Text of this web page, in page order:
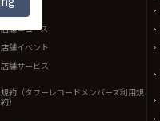
店舗一覧
店舗ニュース
店舗イベント
店舗サービス
規約（タワーレコードメンバーズ利用規
約）